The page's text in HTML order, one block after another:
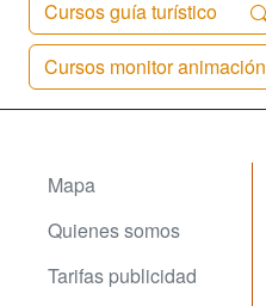
Cursos guía turístico
Cursos monitor animación
Mapa
Quienes somos
Tarifas publicidad